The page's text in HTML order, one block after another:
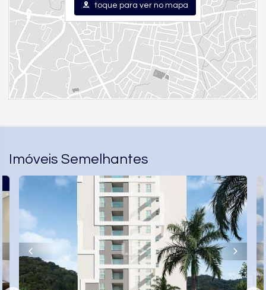
toque para ver no mapa
Imóveis Semelhantes